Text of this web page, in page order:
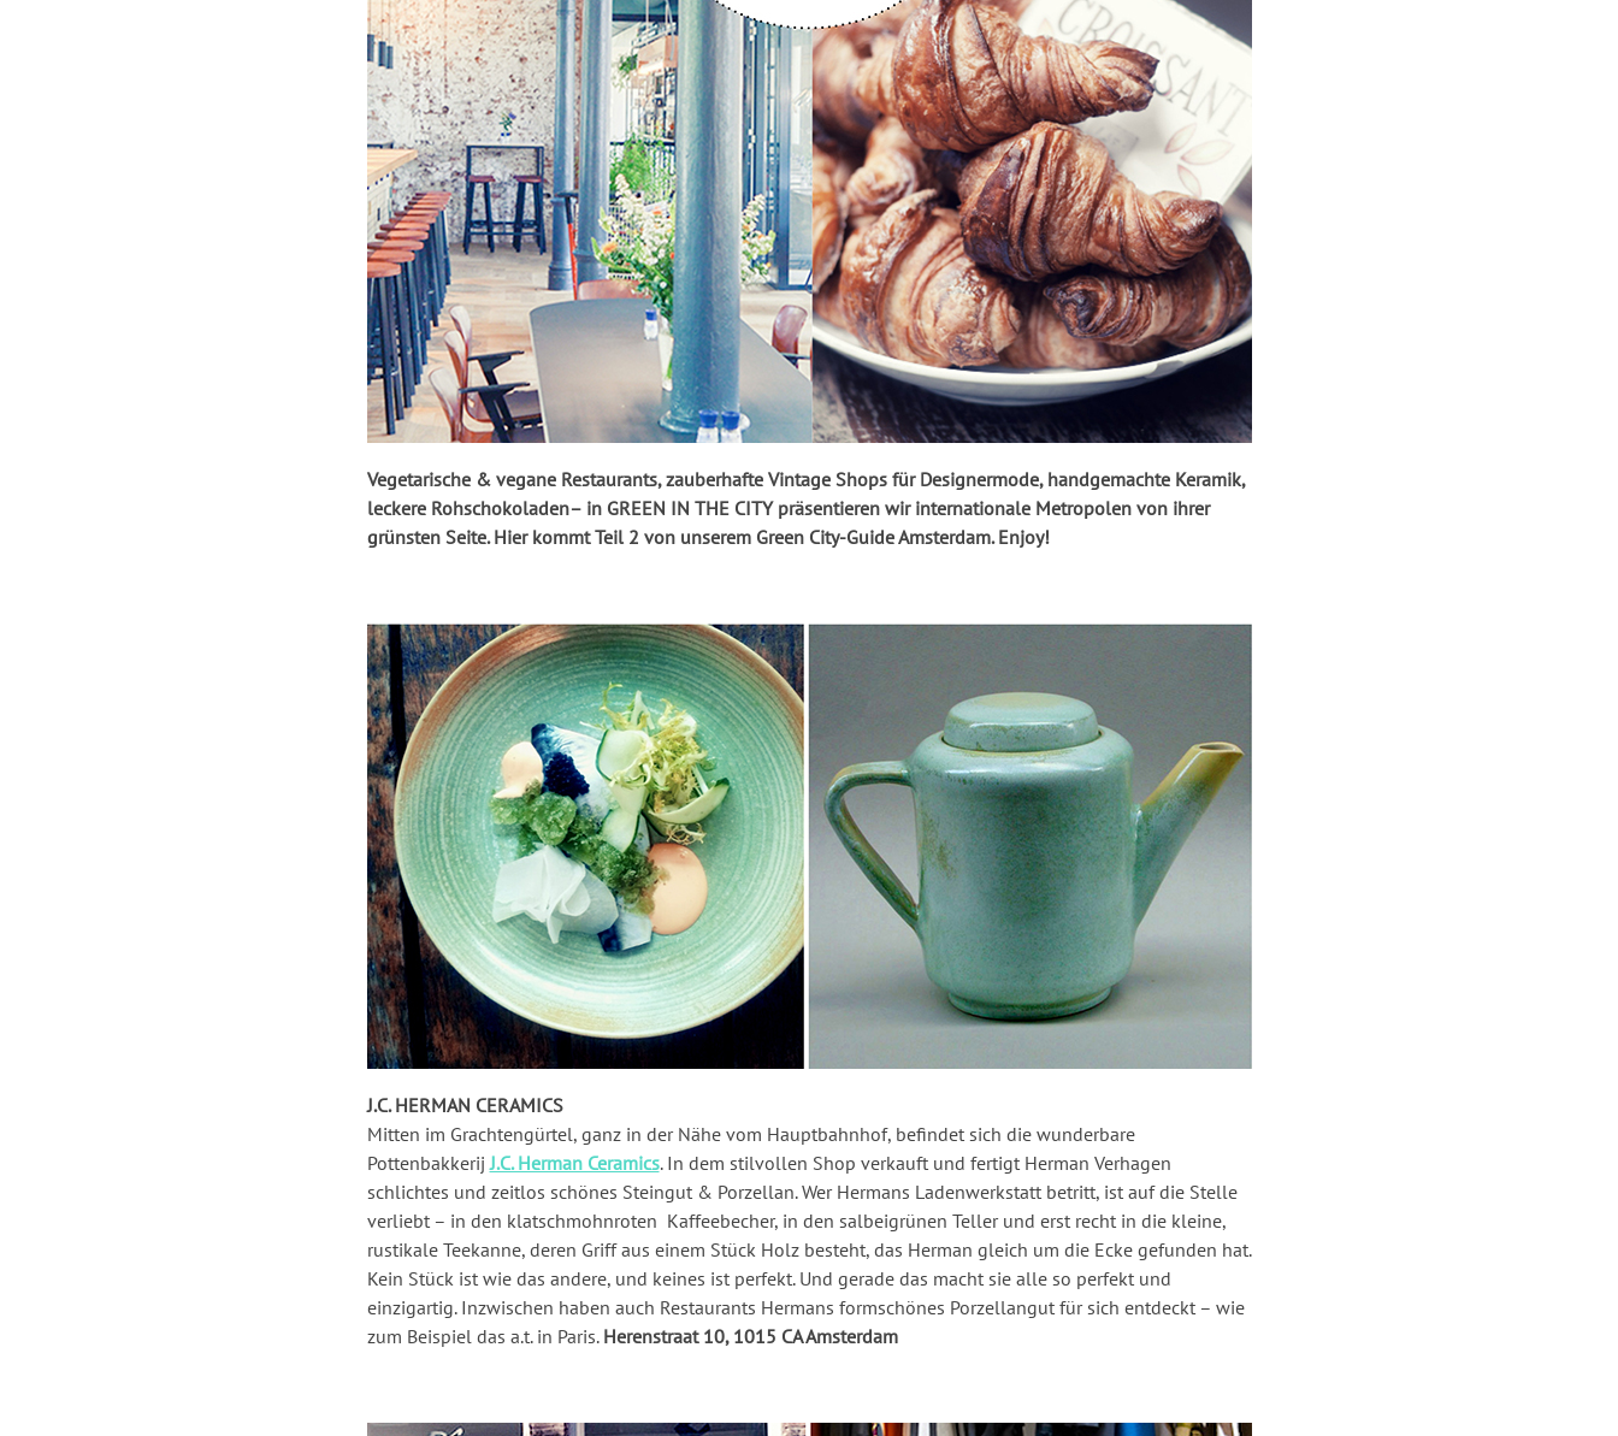
Vegetarische & vegane Restaurants, zauberhafte Vintage Shops für Designermode, handgemachte Keramik,
leckere Rohschokoladen– in GREEN IN THE CITY präsentieren wir internationale Metropolen von ihrer
grünsten Seite. Hier kommt Teil 2 von unserem Green City-Guide Amsterdam. Enjoy!
J.C. HERMAN CERAMICS
Mitten im Grachtengürtel, ganz in der Nähe vom Hauptbahnhof, befindet sich die wunderbare
PottenbakkerijJ.C. Herman Ceramics. In dem stilvollen Shop verkauft und fertigt Herman Verhagen
schlichtes und zeitlos schönes Steingut & Porzellan. Wer Hermans Ladenwerkstatt betritt, ist auf die Stelle
verliebt – in den klatschmohnroten Kaffeebecher, in den salbeigrünen Teller und erst recht in die kleine,
rustikale Teekanne, deren Griff aus einem Stück Holz besteht, das Herman gleich um die Ecke gefunden hat.
Kein Stück ist wie das andere, und keines ist perfekt. Und gerade das macht sie alle so perfekt und
einzigartig. Inzwischen haben auch Restaurants Hermans formschönes Porzellangut für sich entdeckt – wie
zum Beispiel das a.t. in Paris. Herenstraat 10, 1015 CA Amsterdam